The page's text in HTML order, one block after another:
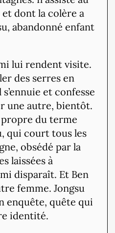
dont la colère a
abandonné enfant
lui rendent visite.
des serres en
et confesse
une autre, bientôt.
propre du terme
qui court tous les
obsédé par la
laissées à
disparaît. Et Ben
femme. Jongsu
enquête, quête qui
identité.